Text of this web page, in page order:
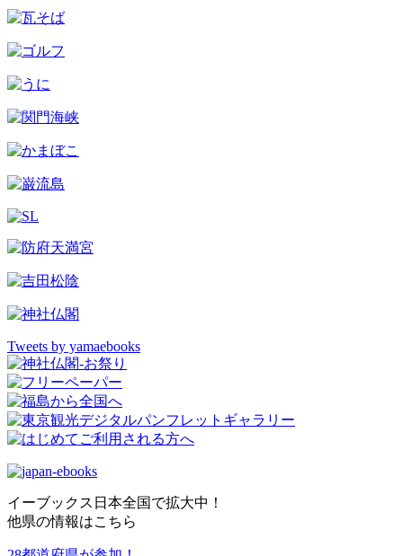
Tweets by yamaebooks
イーブックス日本全国で拡大中！
他県の情報はこちら